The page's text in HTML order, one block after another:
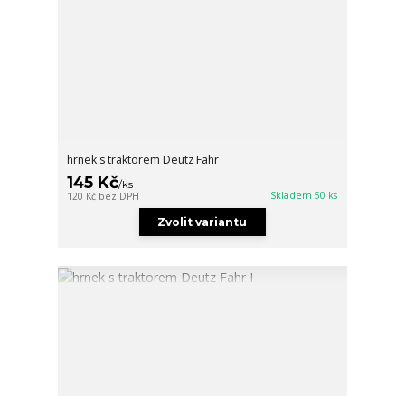
hrnek s traktorem Deutz Fahr
145 Kč/ks
120 Kč bez DPH Skladem 50 ks
Zvolit variantu